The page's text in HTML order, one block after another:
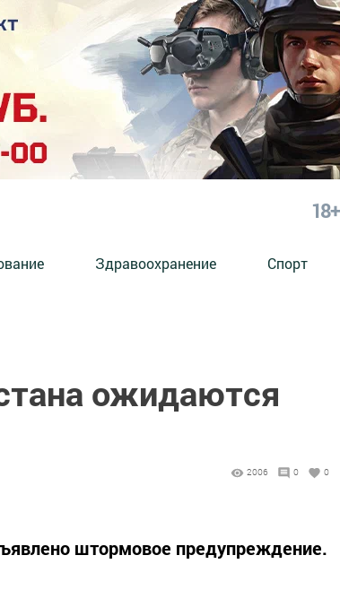
18+
Здравоохранение Спорт
ожидаются
2006 0 0
штормовое предупреждение.